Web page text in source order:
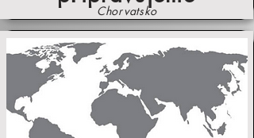
Chorvatsko